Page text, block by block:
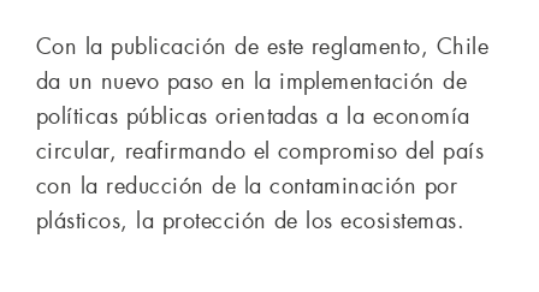
Con la publicación de este reglamento, Chile
da un nuevo paso en la implementación de
políticas públicas orientadas a la economía
circular, reafirmando el compromiso del país
con la reducción de la contaminación por
plásticos, la protección de los ecosistemas.